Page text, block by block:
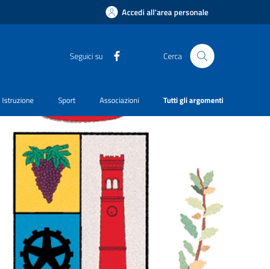
Accedi all'area personale
Seguici su Cerca
Istruzione Sport Associazioni Tutti gli argomenti